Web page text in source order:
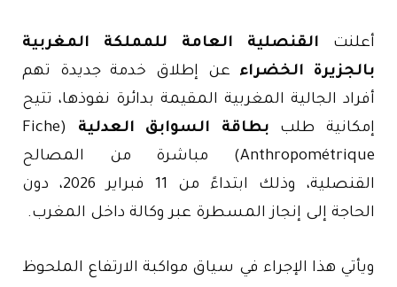
أعلنت القنصلية العامة للمملكة المغربية
بالجزيرة الخضراء عن إطلاق خدمة جديدة تهم
أفراد الجالية المغربية المقيمة بدائرة نفوذها، تتيح
إمكانية طلب بطاقة السوابق العدلية
(Fiche
Anthropométrique) مباشرة من المصالح
القنصلية، وذلك ابتداءً من 11 فبراير 2026، دون
الحاجة إلى إنجاز المسطرة عبر وكالة داخل المغرب.
ويأتي هذا الإجراء في سياق مواكبة الارتفاع الملحوظ